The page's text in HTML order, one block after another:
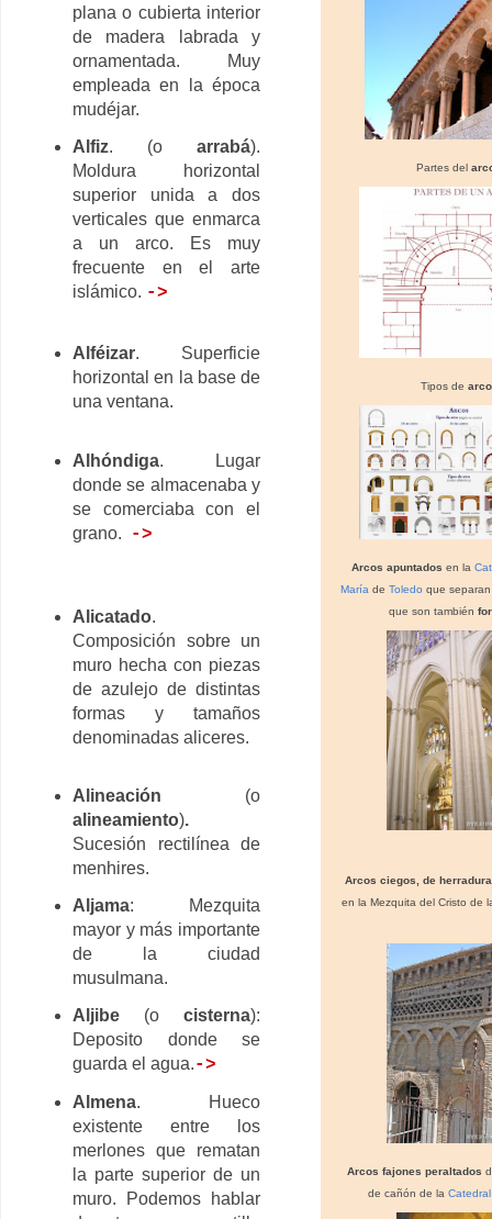
plana o cubierta interior
de madera labrada y
ornamentada. Muy
empleada en la época
mudéjar.
Alfiz. (oarrabá).
Moldura horizontal
superior unida a dos
verticales que enmarca
a un arco. Es muy
frecuente en el arte
islámico. ->
Alféizar. Superficie
horizontal en la base de
una ventana.
Alhóndiga. Lugar
donde se almacenaba y
se comerciaba con el
grano.
->
Alicatado.
Composición sobre un
muro hecha con piezas
de azulejo de distintas
formas y tamaños
denominadas aliceres.
Alineación (o
alineamiento).
Sucesión rectilínea de
menhires.
Aljama: Mezquita
mayor y más importante
de la ciudad
musulmana.
Aljibe (ocisterna):
Deposito donde se
guarda el agua.->
Almena. Hueco
existente entre los
merlones que rematan
la parte superior de un
muro. Podemos hablar
Partes del
Tipos de arco
Arcos apuntados en la
María de Toledo que
que son también
Arcos ciegos, de
en la Mezquita del Cristo de
Arcos fajones peraltados
de cañón de la